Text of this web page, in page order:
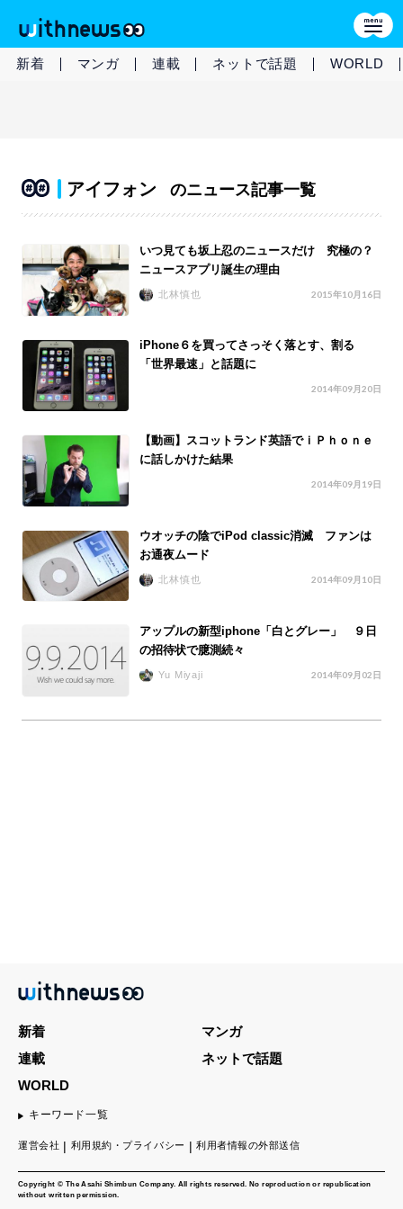
新着 マンガ 連載 ネットで話題 WORLD
アイフォン のニュース記事一覧
いつ見ても坂上忍のニュースだけ 究極の？
ニュースアプリ誕生の理由
北林慎也 2015年10月16日
iPhone６を買ってさっそく落とす、割る
「世界最速」と話題に
2014年09月20日
【動画】スコットランド英語でｉＰｈｏｎｅ
に話しかけた結果
2014年09月19日
ウオッチの陰でiPod classic消滅 ファンは
お通夜ムード
北林慎也 2014年09月10日
アップルの新型iphone「白とグレー」 ９日
の招待状で臆測続々
Yu Miyaji 2014年09月02日
Copyright © The Asahi Shimbun Company. All rights reserved. No reproduction or republication
without written permission.
新着
マンガ
連載
ネットで話題
WORLD
キーワード一覧
運営会社 利用規約・プライバシー 利用者情報の外部送信